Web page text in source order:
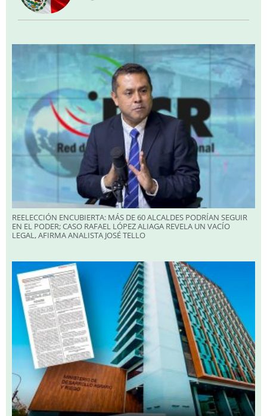
REELECCIÓN ENCUBIERTA: MÁS DE 60 ALCALDES PODRÍAN SEGUIR
EN EL PODER; CASO RAFAEL LÓPEZ ALIAGA REVELA UN VACÍO
LEGAL, AFIRMA ANALISTA JOSÉ TELLO